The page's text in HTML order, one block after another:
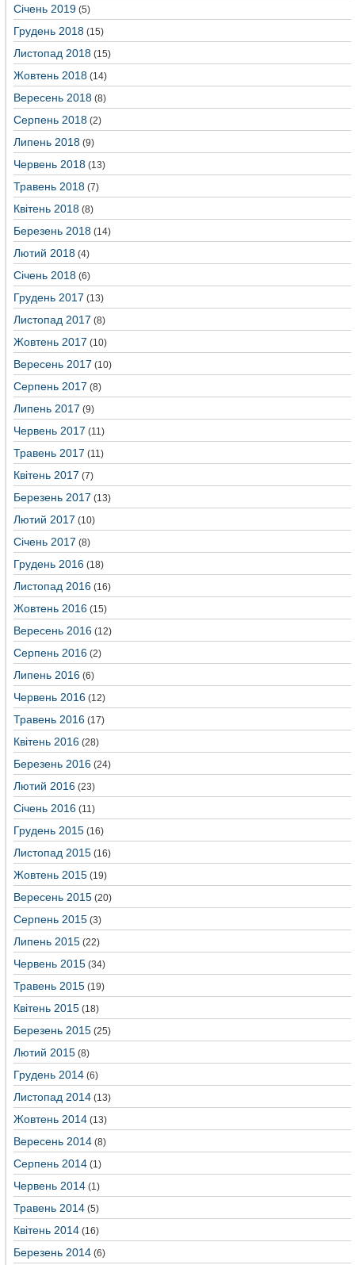
Січень 2019 (5)
Грудень 2018 (15)
Листопад 2018 (15)
Жовтень 2018 (14)
Вересень 2018 (8)
Серпень 2018 (2)
Липень 2018 (9)
Червень 2018 (13)
Травень 2018 (7)
Квітень 2018 (8)
Березень 2018 (14)
Лютий 2018 (4)
Січень 2018 (6)
Грудень 2017 (13)
Листопад 2017 (8)
Жовтень 2017 (10)
Вересень 2017 (10)
Серпень 2017 (8)
Липень 2017 (9)
Червень 2017 (11)
Травень 2017 (11)
Квітень 2017 (7)
Березень 2017 (13)
Лютий 2017 (10)
Січень 2017 (8)
Грудень 2016 (18)
Листопад 2016 (16)
Жовтень 2016 (15)
Вересень 2016 (12)
Серпень 2016 (2)
Липень 2016 (6)
Червень 2016 (12)
Травень 2016 (17)
Квітень 2016 (28)
Березень 2016 (24)
Лютий 2016 (23)
Січень 2016 (11)
Грудень 2015 (16)
Листопад 2015 (16)
Жовтень 2015 (19)
Вересень 2015 (20)
Серпень 2015 (3)
Липень 2015 (22)
Червень 2015 (34)
Травень 2015 (19)
Квітень 2015 (18)
Березень 2015 (25)
Лютий 2015 (8)
Грудень 2014 (6)
Листопад 2014 (13)
Жовтень 2014 (13)
Вересень 2014 (8)
Серпень 2014 (1)
Червень 2014 (1)
Травень 2014 (5)
Квітень 2014 (16)
Березень 2014 (6)